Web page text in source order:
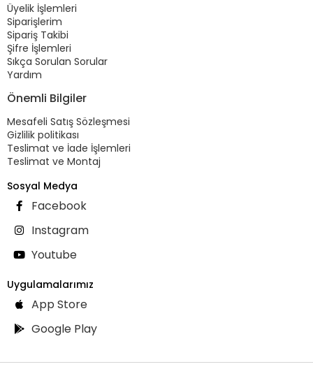
Üyelik İşlemleri
Siparişlerim
Sipariş Takibi
Şifre İşlemleri
Sıkça Sorulan Sorular
Yardım
Önemli Bilgiler
Mesafeli Satış Sözleşmesi
Gizlilik politikası
Teslimat ve İade İşlemleri
Teslimat ve Montaj
Sosyal Medya
Facebook
Instagram
Youtube
Uygulamalarımız
App Store
Google Play